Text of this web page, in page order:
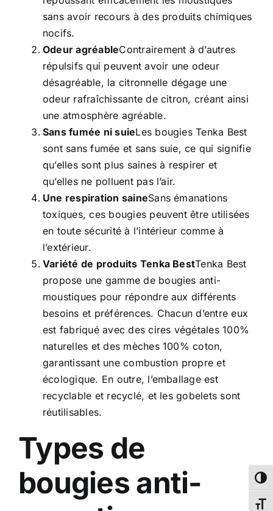
sans avoir recours à des produits chimiques
nocifs.
Odeur agréableContrairement à d’autres
répulsifs qui peuvent avoir une odeur
désagréable, la citronnelle dégage une
odeur rafraîchissante de citron, créant ainsi
une atmosphère agréable.
Sans fumée ni suieLes bougies Tenka Best
sont sans fumée et sans suie, ce qui signifie
qu’elles sont plus saines à respirer et
qu’elles ne polluent pas l’air.
Une respiration saineSans émanations
toxiques, ces bougies peuvent être utilisées
en toute sécurité à l’intérieur comme à
l’extérieur.
Variété de produits Tenka BestTenka Best
propose une gamme de bougies anti-
moustiques pour répondre aux différents
besoins et préférences. Chacun d’entre eux
est fabriqué avec des cires végétales 100%
naturelles et des mèches 100% coton,
garantissant une combustion propre et
écologique. En outre, l’emballage est
recyclable et recyclé, et les gobelets sont
réutilisables.
Types de
bougies anti-